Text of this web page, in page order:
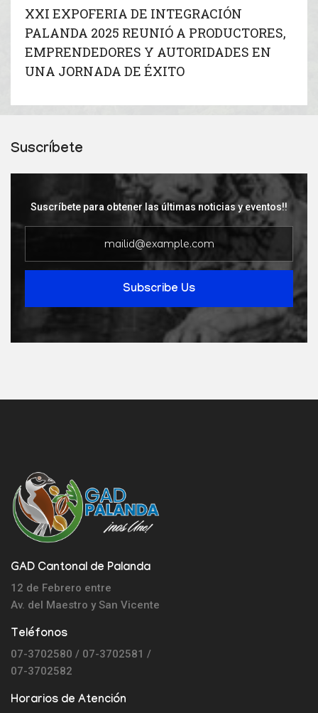
XXI EXPOFERIA DE INTEGRACIÓN
PALANDA 2025 REUNIÓ A PRODUCTORES,
EMPRENDEDORES Y AUTORIDADES EN
UNA JORNADA DE ÉXITO
Suscríbete
Suscríbete para obtener las últimas noticias y eventos!!
Subscribe Us
GAD Cantonal de Palanda
12 de Febrero entre
Av. del Maestro ySan Vicente
Teléfonos
07-3702580 / 07-3702581 /
07-3702582
Horarios de Atención